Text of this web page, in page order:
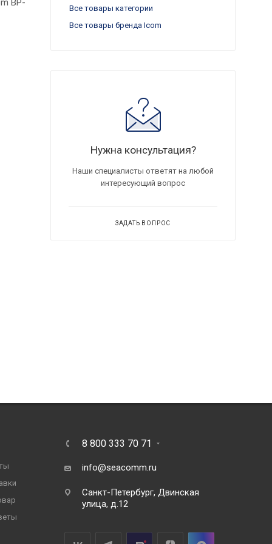
BP-
Все товары категории
Все товары бренда Icom
Нужна консультация?
Наши специалисты ответят на любой
интересующий вопрос
ЗАДАТЬ ВОПРОС
8 800 333 70 71
info@seacomm.ru
Санкт-Петербург, Двинская
улица, д.12